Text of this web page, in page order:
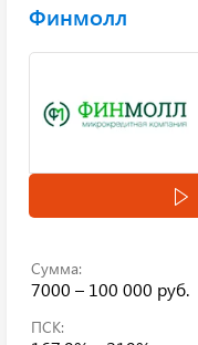
Финмолл
Сумма:
7000 – 100 000 руб.
ПСК: